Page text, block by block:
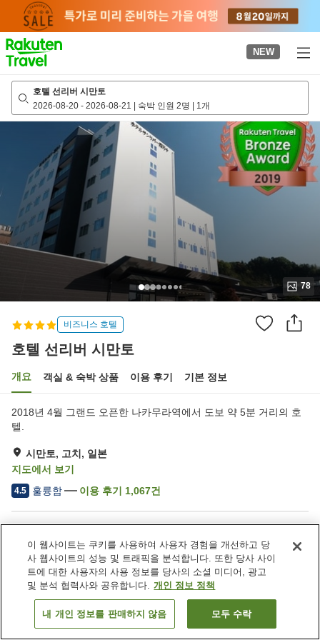
page
NEW
호텔 선리버 시만토
2026-08-20 - 2026-08-21 | 숙박 인원 2명 | 1개
78
비즈니스 호텔
호텔 선리버 시만토
개요 객실 & 숙박 상품 이용 후기 기본 정보
2018년 4월 그랜드 오픈한 나카무라역에서 도보 약 5분 거리의 호
텔.
시만토, 고치, 일본
지도에서 보기
4.5 훌륭함 이용 후기 1,067건
주차장
레스토랑
자동판매기
택배
객실 보기
이 웹사이트는 쿠키를 사용하여 사용자 경험을 개선하고 당
사 웹사이트의 성능 및 트래픽을 분석합니다. 또한 당사 사이
트에 대한 사용자의 사용 정보를 당사의 소셜 미디어, 광고
및 분석 협력사와 공유합니다. 개인 정보 정책
내 개인 정보를 판매하지 않음 모두 수락